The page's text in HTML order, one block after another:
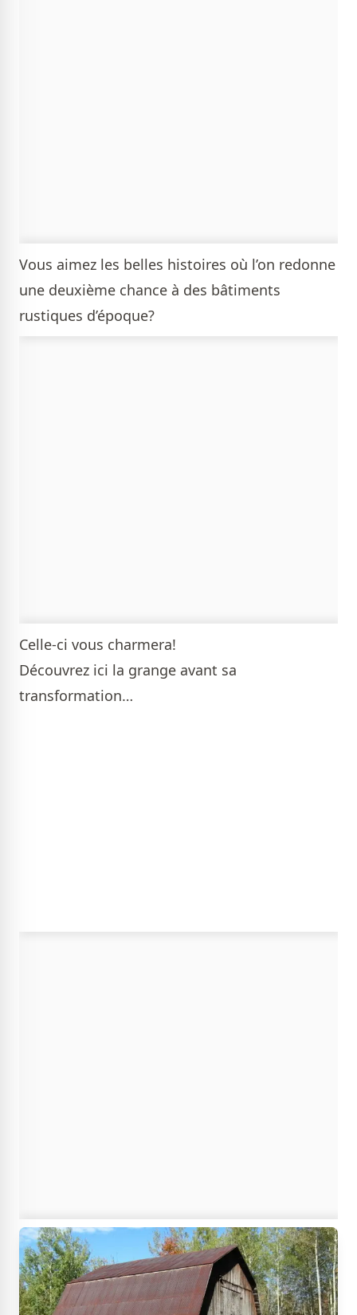
Vous aimez les belles histoires où l’on redonne
une deuxième chance à des bâtiments
rustiques d’époque?
Celle-ci vous charmera!
Découvrez ici la grange avant sa
transformation…